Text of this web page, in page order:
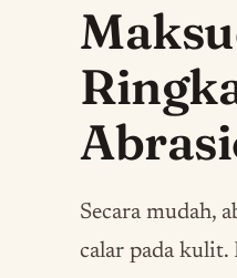
Secara mudah,
calar pada kulit.